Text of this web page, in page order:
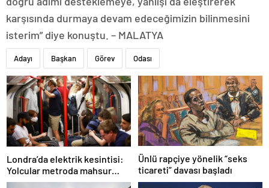
karşısında durmaya devam edeceğimizin bilinmesini
isterim” diye konuştu. – MALATYA
Adayı Başkan Görev Odası
Londra’da elektrik kesintisi:
Yolcular metroda mahsur
kaldı
Ünlü rapçiye yönelik “seks
ticareti” davası başladı